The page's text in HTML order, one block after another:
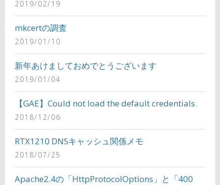
2019/02/19
mkcertの調査
2019/01/10
新年あけましておめでとうございます
2019/01/04
【GAE】Could not load the default credentials.
2018/12/06
RTX1210 DNSキャッシュ関係メモ
2018/07/25
Apache2.4の「HttpProtocolOptions」と「400